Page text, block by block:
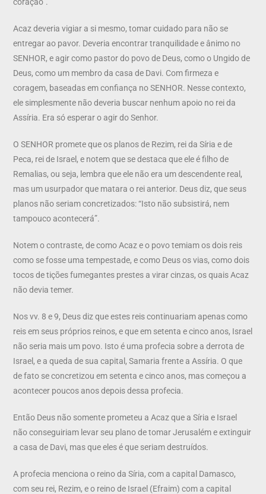
Acaz deveria vigiar a si mesmo, tomar cuidado para não se
entregar ao pavor. Deveria encontrar tranquilidade e ânimo no
SENHOR, e agir como pastor do povo de Deus, como o Ungido de
Deus, como um membro da casa de Davi. Com firmeza e
coragem, baseadas em confiança no SENHOR. Nesse contexto,
ele simplesmente não deveria buscar nenhum apoio no rei da
Assíria. Era só esperar o agir do Senhor.
O SENHOR promete que os planos de Rezim, rei da Síria e de
Peca, rei de Israel, e notem que se destaca que ele é filho de
Remalias, ou seja, lembra que ele não era um descendente real,
mas um usurpador que matara o rei anterior. Deus diz, que seus
planos não seriam concretizados: “Isto não subsistirá, nem
tampouco acontecerá”.
Notem o contraste, de como Acaz e o povo temiam os dois reis
como se fosse uma tempestade, e como Deus os vias, como dois
tocos de tições fumegantes prestes a virar cinzas, os quais Acaz
não devia temer.
Nos vv. 8 e 9, Deus diz que estes reis continuariam apenas como
reis em seus próprios reinos, e que em setenta e cinco anos, Israel
não seria mais um povo. Isto é uma profecia sobre a derrota de
Israel, e a queda de sua capital, Samaria frente a Assíria. O que
de fato se concretizou em setenta e cinco anos, mas começou a
acontecer poucos anos depois dessa profecia.
Então Deus não somente prometeu a Acaz que a Síria e Israel
não conseguiriam levar seu plano de tomar Jerusalém e extinguir
a casa de Davi, mas que eles é que seriam destruídos.
A profecia menciona o reino da Síria, com a capital Damasco,
com seu rei, Rezim, e o reino de Israel (Efraim) com a capital